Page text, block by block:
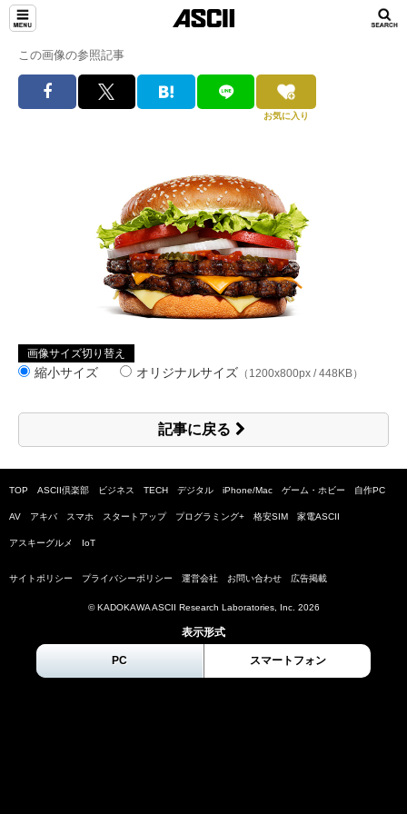
この画像の参照記事
お気に入り
画像サイズ切り替え
縮小サイズ オリジナルサイズ （1200x800px / 448KB）
記事に戻る
TOP ASCII倶楽部 ビジネス TECH デジタル iPhone/Mac ゲーム・ホビー 自作PC
AV アキバ スマホ スタートアップ プログラミング+ 格安SIM 家電ASCII
アスキーグルメ IoT
サイトポリシー プライバシーポリシー 運営会社 お問い合わせ 広告掲載
© KADOKAWA ASCII Research Laboratories, Inc. 2026
表示形式
PC スマートフォン